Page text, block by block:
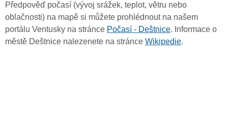
Předpověď počasí (vývoj srážek, teplot, větru nebo
oblačnosti) na mapě si můžete prohlédnout na našem
portálu Ventusky na stránce Počasí - Deštnice. Informace o
městě Deštnice nalezenete na stránce Wikipedie.